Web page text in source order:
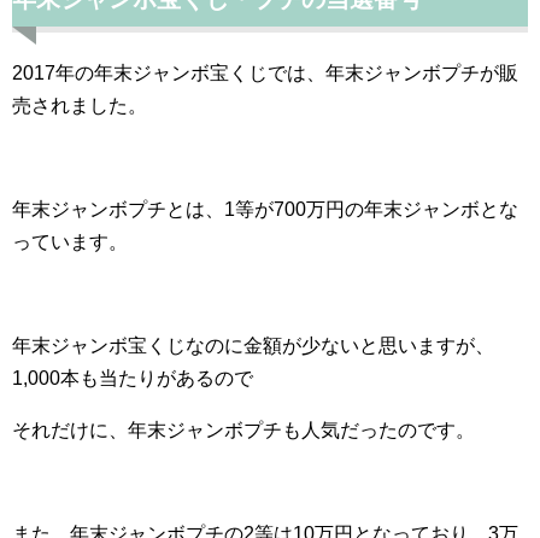
2017年の年末ジャンボ宝くじでは、年末ジャンボプチが販
売されました。
年末ジャンボプチとは、1等が700万円の年末ジャンボとな
っています。
年末ジャンボ宝くじなのに金額が少ないと思いますが、
1,000本も当たりがあるので
それだけに、年末ジャンボプチも人気だったのです。
また、年末ジャンボプチの2等は10万円となっており、3万